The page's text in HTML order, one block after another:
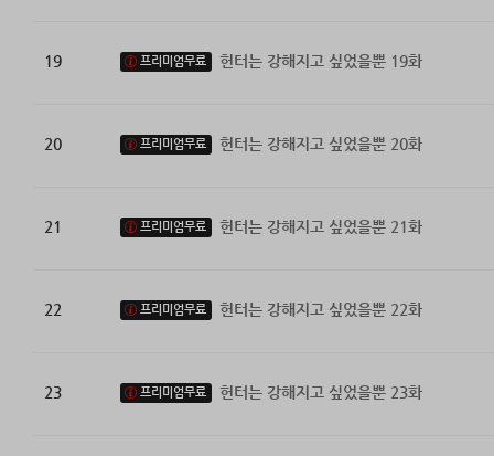
19 프리미엄무료 헌터는 강해지고 싶었을뿐 19화
20 프리미엄무료 헌터는 강해지고 싶었을뿐 20화
21 프리미엄무료 헌터는 강해지고 싶었을뿐 21화
22 프리미엄무료 헌터는 강해지고 싶었을뿐 22화
23 프리미엄무료 헌터는 강해지고 싶었을뿐 23화